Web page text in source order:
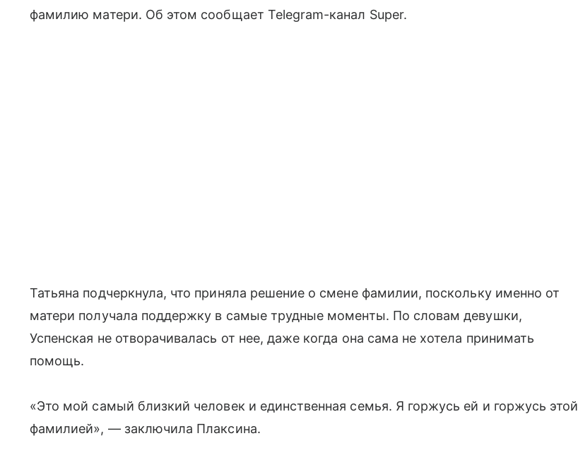
фамилию матери. Об этом сообщает Telegram-канал Super.
Татьяна подчеркнула, что приняла решение о смене фамилии, поскольку именно от
матери получала поддержку в самые трудные моменты. По словам девушки,
Успенская не отворачивалась от нее, даже когда она сама не хотела принимать
помощь.
«Это мой самый близкий человек и единственная семья. Я горжусь ей и горжусь этой
фамилией», — заключила Плаксина.